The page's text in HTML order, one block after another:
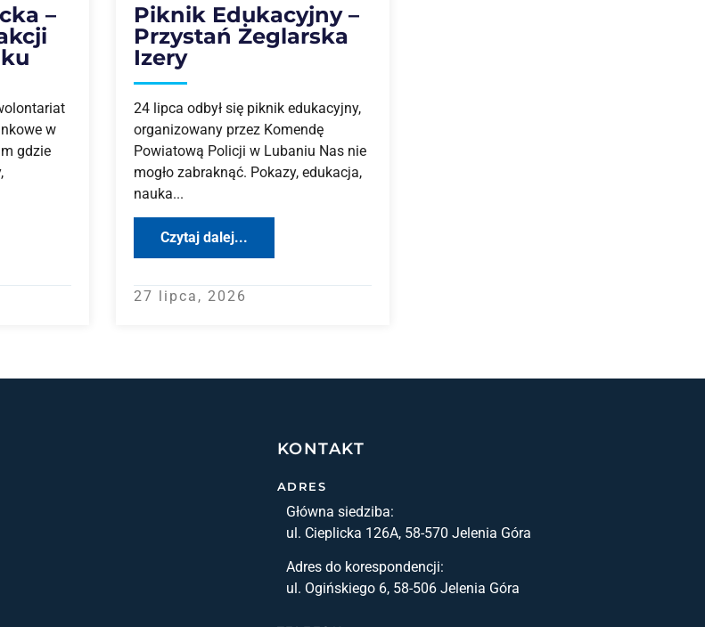
–
w
gdzie
Piknik Edukacyjny –
Przystań Żeglarska
Izery
24 lipca odbył się piknik edukacyjny,
organizowany przez Komendę
Powiatową Policji w Lubaniu Nas nie
mogło zabraknąć. Pokazy, edukacja,
nauka...
Czytaj dalej...
27 lipca, 2026
KONTAKT
ADRES
Główna siedziba:
ul. Cieplicka 126A, 58-570 Jelenia Góra
Adres do korespondencji:
ul. Ogińskiego 6, 58-506 Jelenia Góra